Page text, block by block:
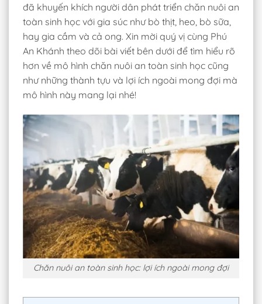
đã khuyến khích người dân phát triển chăn nuôi an
toàn sinh học với gia súc như bò thịt, heo, bò sữa,
hay gia cầm và cả ong. Xin mời quý vị cùng Phú
An Khánh theo dõi bài viết bên dưới để tìm hiểu rõ
hơn về mô hình chăn nuôi an toàn sinh học cũng
như những thành tựu và lợi ích ngoài mong đợi mà
mô hình này mang lại nhé!
Chăn nuôi an toàn sinh học: lợi ích ngoài mong đợi